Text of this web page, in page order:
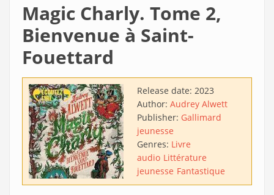
Magic Charly. Tome 2,
Bienvenue à Saint-
Fouettard
Release date: 2023
Author: Audrey Alwett
Publisher: Gallimard
jeunesse
Genres: Livre
audio Littérature
jeunesse Fantastique